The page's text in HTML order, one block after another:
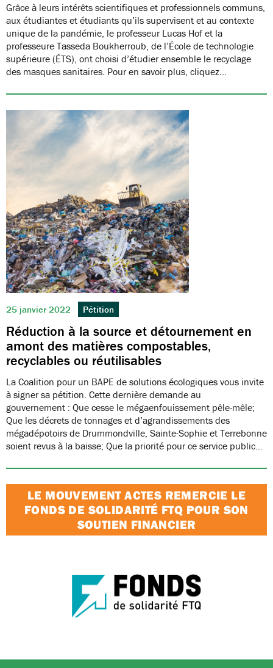
Grâce à leurs intérêts scientifiques et professionnels communs,
aux étudiantes et étudiants qu’ils supervisent et au contexte
unique de la pandémie, le professeur Lucas Hof et la
professeure Tasseda Boukherroub, de l’École de technologie
supérieure (ÉTS), ont choisi d’étudier ensemble le recyclage
des masques sanitaires. Pour en savoir plus, cliquez…
25 janvier 2022 Pétition
Réduction à la source et détournement en
amont des matières compostables,
recyclables ou réutilisables
La Coalition pour un BAPE de solutions écologiques vous invite
à signer sa pétition. Cette dernière demande au
gouvernement : Que cesse le mégaenfouissement pêle-mêle;
Que les décrets de tonnages et d’agrandissements des
mégadépotoirs de Drummondville, Sainte-Sophie et Terrebonne
soient revus à la baisse; Que la priorité pour ce service public…
LE MOUVEMENT ACTES REMERCIE LE
FONDS DE SOLIDARITÉ FTQ POUR SON
SOUTIEN FINANCIER